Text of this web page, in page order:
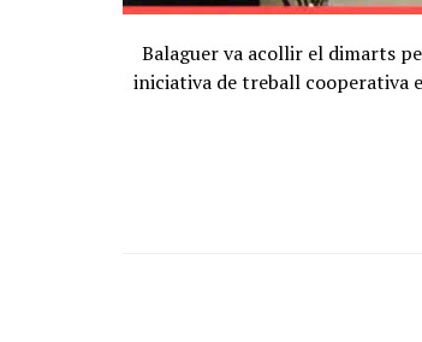
Balaguer va acollir el dimarts
iniciativa de treball cooperativa